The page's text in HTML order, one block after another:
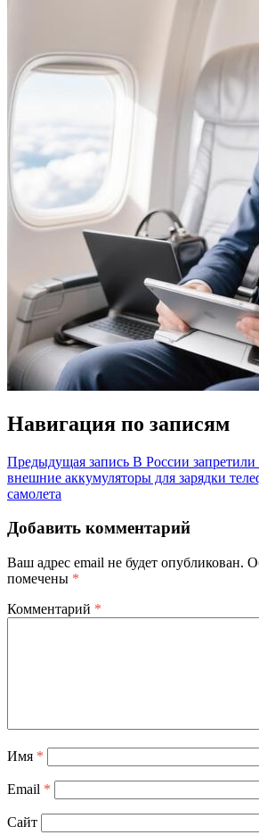
Навигация по записям
Предыдущая запись В России запретили
внешние аккумуляторы для зарядки
самолета
Добавить комментарий
Ваш адрес email не будет опубликован.
помечены *
Комментарий *
Имя *
Email *
Сайт